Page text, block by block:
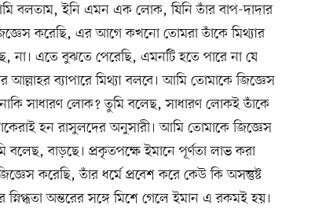
বলতাম, ইনি এমন এক লোক, যিনি তাঁর বাপ-দাদার
করেছি, এর আগে কখনো তোমরা তাঁকে মিথ্যার
না। এতে বুঝতে পেরেছি, এমনটি হতে পারে না যে
আল্লাহর ব্যাপারে মিথ্যা বলবে। আমি তোমাকে জিজ্ঞেস
সাধারণ লোক? তুমি বলেছ, সাধারণ লোকই তাঁকে
হন রাসুলদের অনুসারী। আমি তোমাকে জিজ্ঞেস
বলেছ, বাড়ছে। প্রকৃতপক্ষে ইমানে পূর্ণতা লাভ করা
করেছি, তাঁর ধর্মে প্রবেশ করে কেউ কি অসন্তুষ্ট
অন্তরের সঙ্গে মিশে গেলে ইমান এ রকমই হয়।